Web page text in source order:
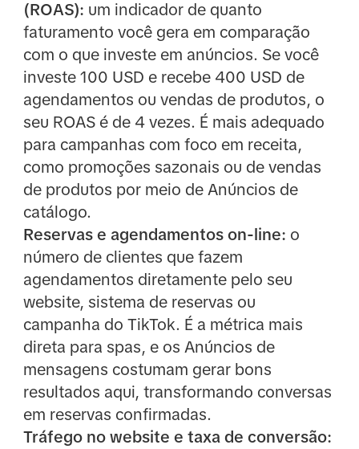
(ROAS): um indicador de quanto
faturamento você gera em comparação
com o que investe em anúncios. Se você
investe 100 USD e recebe 400 USD de
agendamentos ou vendas de produtos, o
seu ROAS é de 4 vezes. É mais adequado
para campanhas com foco em receita,
como promoções sazonais ou de vendas
de produtos por meio de Anúncios de
catálogo.
Reservas e agendamentos on-line: o
número de clientes que fazem
agendamentos diretamente pelo seu
website, sistema de reservas ou
campanha do TikTok. É a métrica mais
direta para spas, e os Anúncios de
mensagens costumam gerar bons
resultados aqui, transformando conversas
em reservas confirmadas.
Tráfego no website e taxa de conversão: